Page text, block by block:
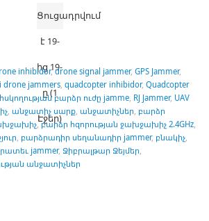
Ցուցադրվում
է 19-
ից 19-
ը (1
Էջեր)
inhibidor,drone signal jammer, GPS Jammer,
drone jammers, quadcopter inhibidor, Quadcopter
բարձր ուժը jamme, RJ Jammer, UAV
, անջատիչ սարք, անջատիչներ, բարձր
,բարձր հզորության ջախջախիչ 2.4GHz,
, բարձրադիր սեղանադիր jammer, բնակիչ,
jammer, Ջիբրալթար Ջեյմեր,
անջատիչներ